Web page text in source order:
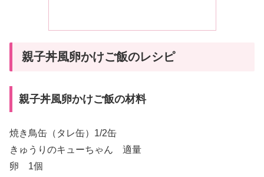
親子丼風卵かけご飯のレシピ
親子丼風卵かけご飯の材料
焼き鳥缶（タレ缶）1/2缶
きゅうりのキューちゃん 適量
卵 1個